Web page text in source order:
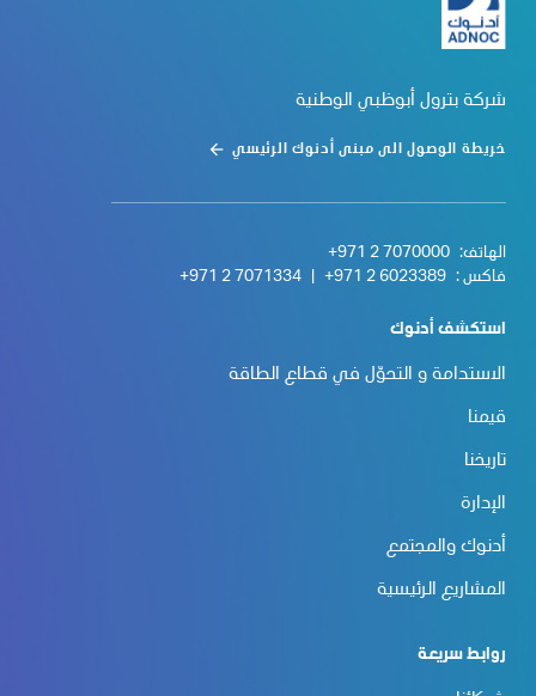
شركة بترول أبوظبي الوطنية
خريطة الوصول الى مبنى أدنوك الرئيسي
الهاتف: +971 2 7070000
فاكس : +971 2 6023389
+971 2 7071334
استكشف أدنوك
الاستدامة و التحوّل في قطاع الطاقة
قيمنا
تاريخنا
الإدارة
أدنوك والمجتمع
المشاريع الرئيسية
روابط سريعة